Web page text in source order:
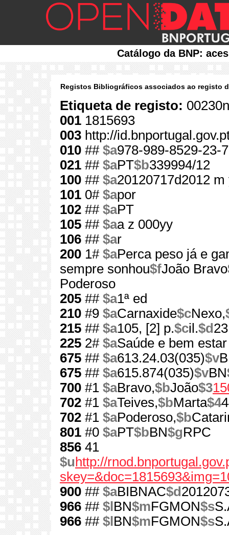
Catálogo da BNP:
Registos Bibliográficos associados ao registo
Etiqueta de registo:
001 1815693
003 http://
010 ## $a978-989-8529-23-7
021 ## $aPT$b339994/12
100 ## $a20120717d2012
101 0# $apor
102 ## $aPT
105 ## $aa z 000yy
106 ## $ar
200 1# $aPerca peso já e
sempre sonhou$fJoão Bravo
Poderoso
205 ## $a1ª ed
210 #9 $aCarnaxide$cNexo,
215 ## $a105, [2] p.$cil.$d
225 2# $aSaúde e bem estar
675 ## $a613.24.03(035)$v
675 ## $a615.874(035)$vBN
700 #1 $aBravo,$bJoão$3
702 #1 $aTeives,$bMarta$4
702 #1 $aPoderoso,$b
801 #0 $aPT$bBN$gRPC
856 41
$u http://
900 ## $aBIBNAC$d
966 ## $l BN$mFGMON$s
966 ## $l BN$mFGMON$s